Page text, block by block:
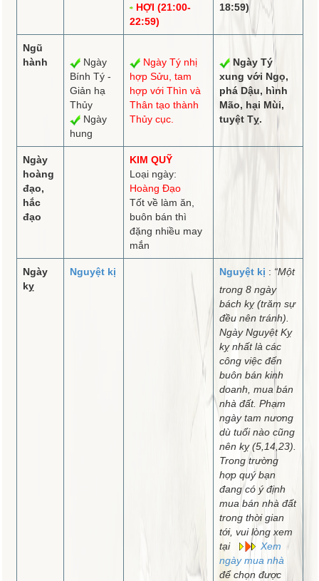
HỢI (21:00-
22:59)
18:59)
Ngũ
hành
Ngày
Bính Tý -
Giản hạ
Thủy
Ngày
hung
Ngày Tý nhị
hợpSửu, tam
hợpvới Thìn và
Thân tạo thành
Thủy cục.
Ngày Tý
xung với Ngọ,
pháDậu, hình
Mão, hại Mùi,
tuyệtTỵ.
Ngày
hoàng
đạo,
hắc
đạo
KIM QUỸ
Loại ngày:
Hoàng Đạo
Tốt về làm ăn,
buôn bán thì
đặng nhiều may
mắn
Ngày
kỵ
Nguyệt kị Nguyệt kị : “Một
trong 8 ngày
bách kỵ (trăm sự
đều nên tránh).
Ngày Nguyệt Kỵ
kỵ nhất là các
công việc đến
buôn bán kinh
doanh, mua bán
nhà đất. Phạm
ngày tam nương
dù tuổi nào cũng
nên kỵ (5,14,23).
Trong trường
hợp quý bạn
đang có ý định
mua bán nhà đất
trong thời gian
tới, vui lòng xem
tại
Xem
ngày mua nhà
để chọn được